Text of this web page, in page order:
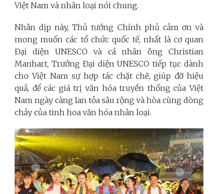
Việt Nam và nhân loại nói chung.
Nhân dịp này, Thủ tướng Chính phủ cảm ơn và
mong muốn các tổ chức quốc tế, nhất là cơ quan
Đại diện UNESCO và cá nhân ông Christian
Manhart, Trưởng Đại diện UNESCO tiếp tục dành
cho Việt Nam sự hợp tác chặt chẽ, giúp đỡ hiệu
quả, để các giá trị văn hóa truyền thống của Việt
Nam ngày càng lan tỏa sâu rộng và hòa cùng dòng
chảy của tinh hoa văn hóa nhân loại.